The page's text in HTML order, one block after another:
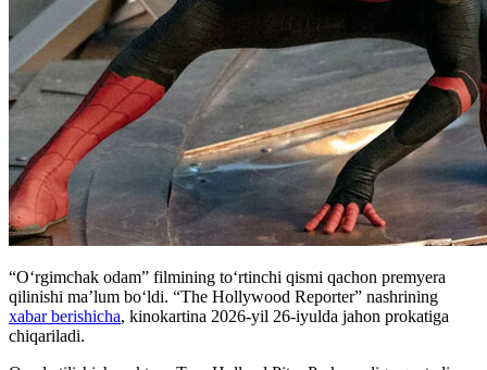
“O‘rgimchak odam” filmining to‘rtinchi qismi qachon premyera
qilinishi ma’lum boʻldi. “The Hollywood Reporter” nashrining
xabar berishicha, kinokartina 2026-yil 26-iyulda jahon prokatiga
chiqariladi.